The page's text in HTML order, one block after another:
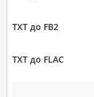
TXT до FB2
TXT до FLAC